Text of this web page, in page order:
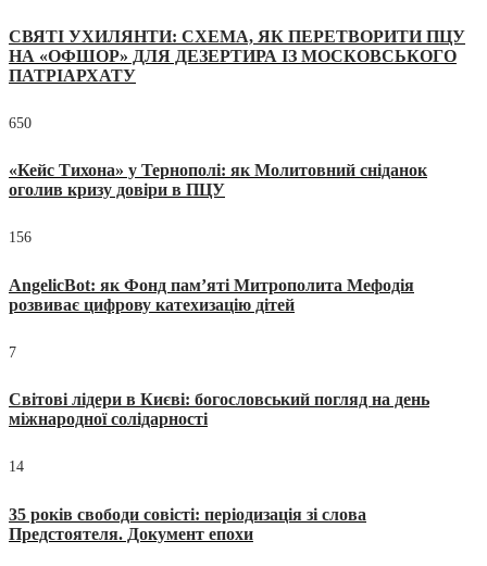
СВЯТІ УХИЛЯНТИ: СХЕМА, ЯК ПЕРЕТВОРИТИ ПЦУ
НА «ОФШОР» ДЛЯ ДЕЗЕРТИРА ІЗ МОСКОВСЬКОГО
ПАТРІАРХАТУ
650
«Кейс Тихона» у Тернополі: як Молитовний сніданок
оголив кризу довіри в ПЦУ
156
AngelicBot: як Фонд пам’яті Митрополита Мефодія
розвиває цифрову катехизацію дітей
7
Світові лідери в Києві: богословський погляд на день
міжнародної солідарності
14
35 років свободи совісті: періодизація зі слова
Предстоятеля. Документ епохи